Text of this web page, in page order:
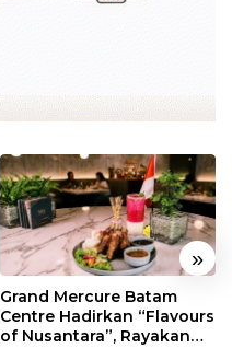
»
Grand Mercure Batam
Centre Hadirkan “Flavours
of Nusantara”, Rayakan